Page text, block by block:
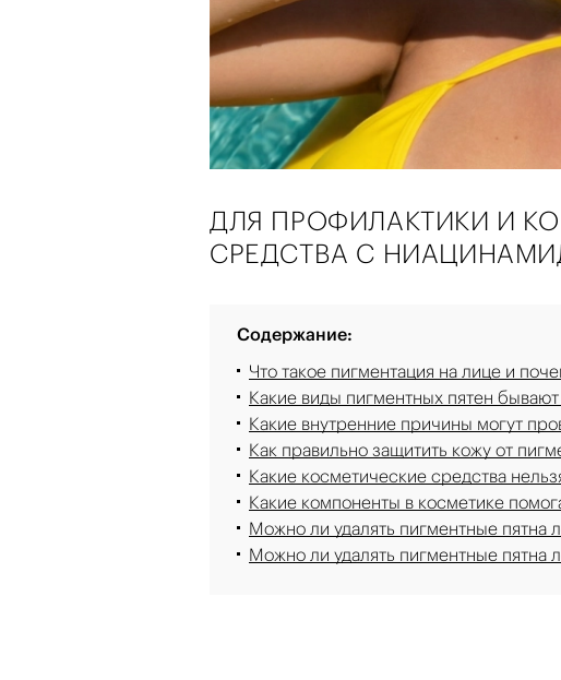
ДЛЯ ПРОФИЛАКТИКИ И
СРЕДСТВА С
Содержание:
Что такое пигментация на лице и
Какие виды пигментных пятен
Какие внутренние причины могут
Как правильно защитить кожу от
Какие косметические средства
Какие компоненты в косметике
Можно ли удалять пигментные пятна
Можно ли удалять пигментные пятна